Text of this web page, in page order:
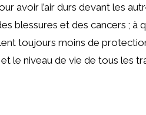
avoir l’air durs devant les
blessures et des cancers ;
toujours moins de
le niveau de vie de tous les